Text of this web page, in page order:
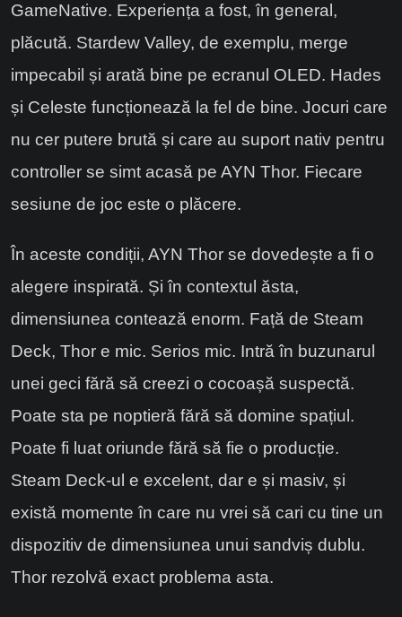
GameNative. Experiența a fost, în general,
plăcută. Stardew Valley, de exemplu, merge
impecabil și arată bine pe ecranul OLED. Hades
și Celeste funcționează la fel de bine. Jocuri care
nu cer putere brută și care au suport nativ pentru
controller se simt acasă pe AYN Thor. Fiecare
sesiune de joc este o plăcere.
În aceste condiții, AYN Thor se dovedește a fi o
alegere inspirată. Și în contextul ăsta,
dimensiunea contează enorm. Față de Steam
Deck, Thor e mic. Serios mic. Intră în buzunarul
unei geci fără să creezi o cocoașă suspectă.
Poate sta pe noptieră fără să domine spațiul.
Poate fi luat oriunde fără să fie o producție.
Steam Deck-ul e excelent, dar e și masiv, și
există momente în care nu vrei să cari cu tine un
dispozitiv de dimensiunea unui sandviș dublu.
Thor rezolvă exact problema asta.